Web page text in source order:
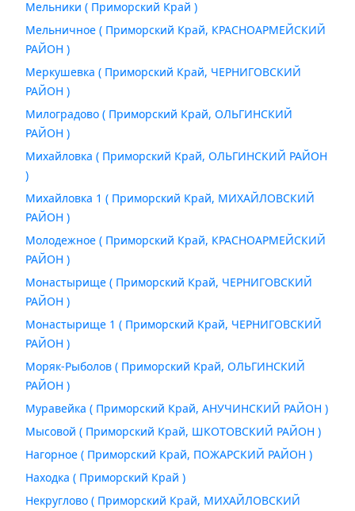
Мельники ( Приморский Край )
Мельничное ( Приморский Край, КРАСНОАРМЕЙСКИЙ
РАЙОН )
Меркушевка ( Приморский Край, ЧЕРНИГОВСКИЙ
РАЙОН )
Милоградово ( Приморский Край, ОЛЬГИНСКИЙ
РАЙОН )
Михайловка ( Приморский Край, ОЛЬГИНСКИЙ РАЙОН
)
Михайловка 1 ( Приморский Край, МИХАЙЛОВСКИЙ
РАЙОН )
Молодежное ( Приморский Край, КРАСНОАРМЕЙСКИЙ
РАЙОН )
Монастырище ( Приморский Край, ЧЕРНИГОВСКИЙ
РАЙОН )
Монастырище 1 ( Приморский Край, ЧЕРНИГОВСКИЙ
РАЙОН )
Моряк-Рыболов ( Приморский Край, ОЛЬГИНСКИЙ
РАЙОН )
Муравейка ( Приморский Край, АНУЧИНСКИЙ РАЙОН )
Мысовой ( Приморский Край, ШКОТОВСКИЙ РАЙОН )
Нагорное ( Приморский Край, ПОЖАРСКИЙ РАЙОН )
Находка ( Приморский Край )
Некруглово ( Приморский Край, МИХАЙЛОВСКИЙ